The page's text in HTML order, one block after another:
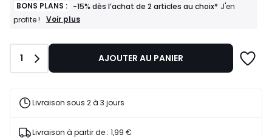
BONS PLANS : -15% dès l’achat de 2 articles au choix* J'en
profite !
BONS
-15%
l’achat
articles
J'en
Voir plus
Quantité
1 AJOUTER AU PANIER
Livraison sous 2 à 3 jours
Livraison à partir de : 1,99 €